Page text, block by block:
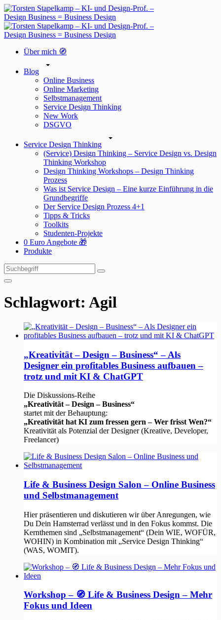
Über mich 🧭
Blog
Online Business
Online Marketing
Selbstmanagement
Service Design Thinking
New Work
DSGVO
Service Design Thinking
(Service) Design Thinking – Service Design vs. Design
Thinking Workshop
Design Thinking Workshops – Design Thinking
Prozess
Was ist Service Design – Eine kurze Einführung in die
Grundbegriffe
Der Service Design Prozess 4+1
Tipps & Tricks
Toolkits
Studenten-Projekte
0 Euro Angebote 🎁
Produkte
Suchen
nach:
Suchen
Schlagwort: Agil
„Kreativität – Design – Business“ – Als
Designer ein profitables Business aufbauen –
trotz und mit KI & ChatGPT
Die Diskussions-Reihe
„Kreativität – Design – Business“
startet mit der Behauptung:
„Kreativität hat KI zum fressen gern – Wer frisst Wen?“
Kreativität als Potenzial der Designer (Kreative, Developer,
Freelancer)
Life & Business Design Salon – Online Business
und Selbstmanagement
Hier präsentieren und diskutieren wir über Anregungen, wie
Du Dein Hamsterrad verlässt und in den Fokus kommst. Die
Kernthemen sind „Selbstmanagement“ (Dein WIE, WOFÜR,
WOHIN) in Kombination mit „Service Design Thinking“
(WAS, WOMIT).
Workshop – 🧭 Life & Business Design – Mehr
Fokus und Ideen